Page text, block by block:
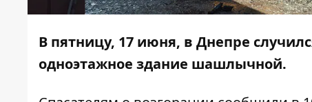
В пятницу, 17 июня, в Днепре
одноэтажное здание шашлычной.